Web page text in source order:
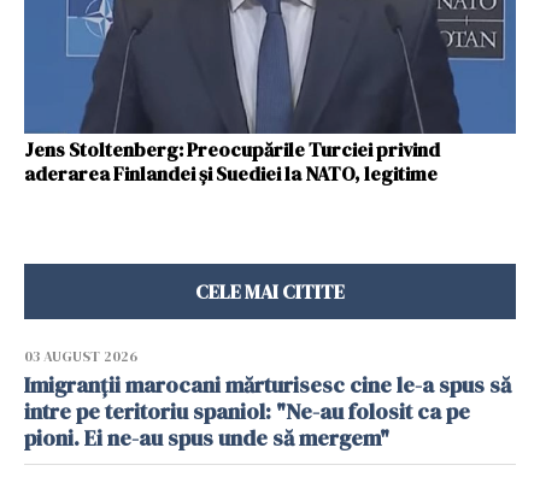
Jens Stoltenberg: Preocupările Turciei privind
aderarea Finlandei şi Suediei la NATO, legitime
CELE MAI CITITE
03 AUGUST 2026
Imigranții marocani mărturisesc cine le-a spus să
intre pe teritoriu spaniol: "Ne-au folosit ca pe
pioni. Ei ne-au spus unde să mergem"